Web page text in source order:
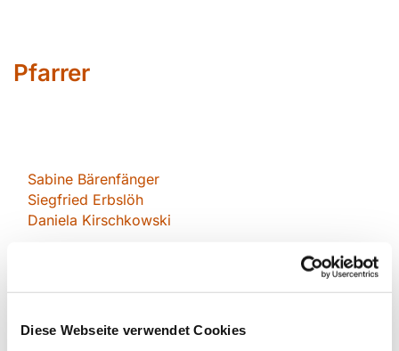
Diese Webseite verwendet Cookies
Pfarrer
Sabine Bärenfänger
Siegfried Erbslöh
Daniela Kirschkowski
Corinna Schilde Pfarrerin im
Daniel Schwarzmann